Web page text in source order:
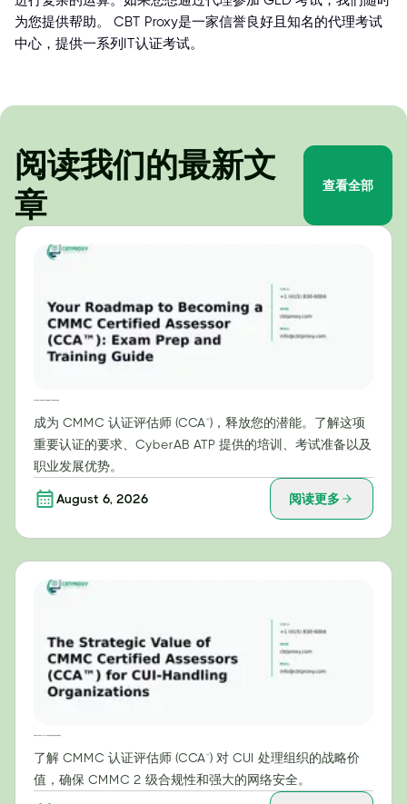
为您提供帮助。 CBT Proxy是一家信誉良好且知名的代理考试
中心，提供一系列IT认证考试。
阅读我们的最新文
章
查看全部
成为 CMMC 认证评估师 (CCA™)，释放您的潜能。了解这项
重要认证的要求、CyberAB ATP 提供的培训、考试准备以及
职业发展优势。
August 6, 2026 阅读更多
了解 CMMC 认证评估师 (CCA™) 对 CUI 处理组织的战略价
值，确保 CMMC 2 级合规性和强大的网络安全。